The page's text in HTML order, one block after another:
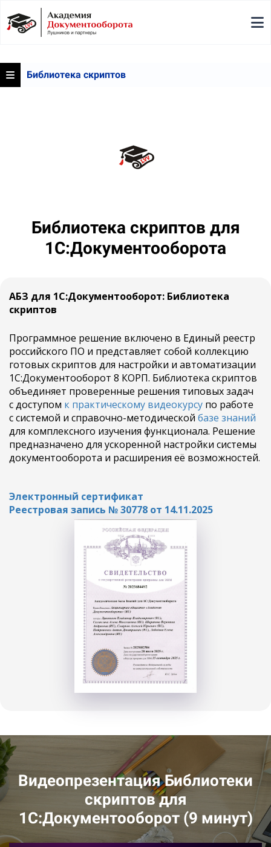
Библиотека скриптов
Библиотека скриптов для
1С:Документооборота
АБЗ для 1С:Документооборот: Библиотека
скриптов
Программное решение включено в Единый реестр
российского ПО и представляет собой коллекцию
готовых скриптов для настройки и автоматизации
1С:Документооборот 8 КОРП. Библиотека скриптов
объединяет проверенные решения типовых задач
с доступом к практическому видеокурсу по работе
с системой и справочно-методической базе знаний
для комплексного изучения функционала. Решение
предназначено для ускоренной настройки системы
документооборота и расширения её возможностей.
Электронный сертификат
Реестровая запись № 30778 от 14.11.2025
Видеопрезентация Библиотеки
скриптов для
1С:Документооборот (9 минут)